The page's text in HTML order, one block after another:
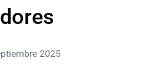
2025